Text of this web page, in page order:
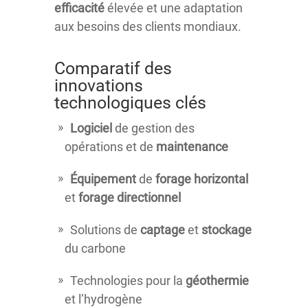
efficacitéélevée et une adaptation
aux besoins des clients mondiaux.
Comparatif des
innovations
technologiques clés
Logiciel de gestion des
opérations et de maintenance
Équipement de forage horizontal
etforage directionnel
Solutions de captageet stockage
du carbone
Technologies pour la géothermie
et l’hydrogène